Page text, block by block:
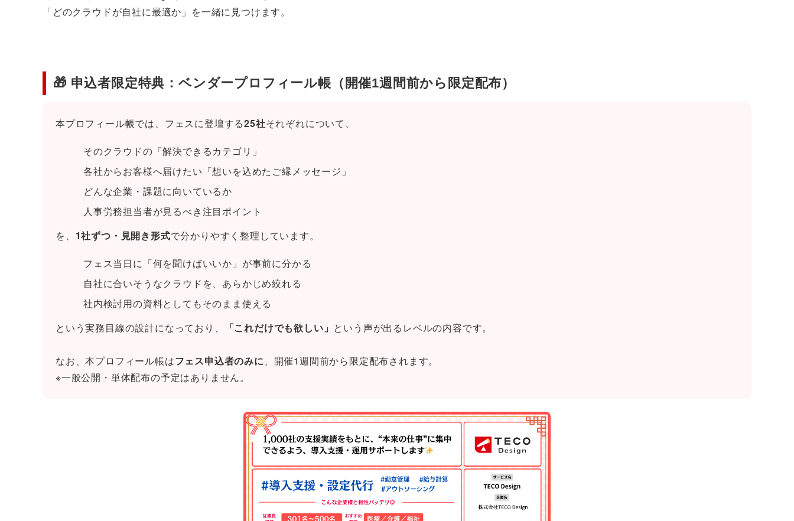
「どのクラウドが自社に最適か」を一緒に見つけます。
🎁 申込者限定特典：ベンダープロフィール帳（開催1週間前から限定配布）
本プロフィール帳では、フェスに登壇する25社それぞれについて、
そのクラウドの「解決できるカテゴリ」
各社からお客様へ届けたい「想いを込めたご縁メッセージ」
どんな企業・課題に向いているか
人事労務担当者が見るべき注目ポイント
を、 1社ずつ・見開き形式で分かりやすく整理しています。
フェス当日に「何を聞けばいいか」が事前に分かる
自社に合いそうなクラウドを、あらかじめ絞れる
社内検討用の資料としてもそのまま使える
という実務目線の設計になっており、 「これだけでも欲しい」 という声が出るレベルの内容です。
なお、本プロフィール帳はフェス申込者のみに、開催1週間前から限定配布されます。
※一般公開・単体配布の予定はありません。